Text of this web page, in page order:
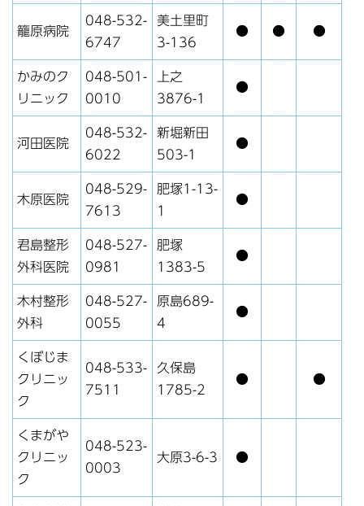
籠原病院
048-532-
6747
美土里町
3-136
● ● ●
かみのク
リニック
048-501-
0010
上之
3876-1
●
河田医院
048-532-
6022
新堀新田
503-1
●
木原医院
048-529-
7613
肥塚1-13-
1
●
君島整形
外科医院
048-527-
0981
肥塚
1383-5
●
木村整形
外科
048-527-
0055
原島689-
4
●
くぼじま
クリニッ
ク
048-533-
7511
久保島
1785-2
● ●
くまがや
クリニッ
ク
048-523-
0003
大原3-6-3 ●